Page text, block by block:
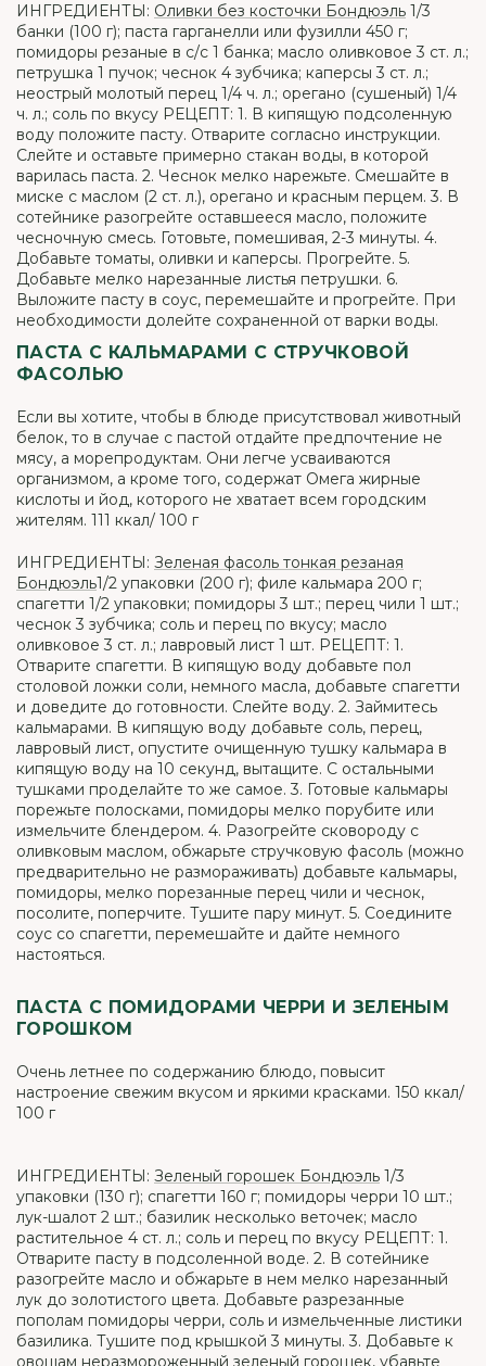
ИНГРЕДИЕНТЫ: Оливки без косточки Бондюэль 1/3
банки (100 г); паста гарганелли или фузилли 450 г;
помидоры резаные в с/с 1 банка; масло оливковое 3 ст. л.;
петрушка 1 пучок; чеснок 4 зубчика; каперсы 3 ст. л.;
неострый молотый перец 1/4 ч. л.; орегано (сушеный) 1/4
ч. л.; соль по вкусу РЕЦЕПТ: 1. В кипящую подсоленную
воду положите пасту. Отварите согласно инструкции.
Слейте и оставьте примерно стакан воды, в которой
варилась паста. 2. Чеснок мелко нарежьте. Смешайте в
миске с маслом (2 ст. л.), орегано и красным перцем. 3. В
сотейнике разогрейте оставшееся масло, положите
чесночную смесь. Готовьте, помешивая, 2-3 минуты. 4.
Добавьте томаты, оливки и каперсы. Прогрейте. 5.
Добавьте мелко нарезанные листья петрушки. 6.
Выложите пасту в соус, перемешайте и прогрейте. При
необходимости долейте сохраненной от варки воды.
ПАСТА С КАЛЬМАРАМИ С СТРУЧКОВОЙ
ФАСОЛЬЮ
Если вы хотите, чтобы в блюде присутствовал животный
белок, то в случае с пастой отдайте предпочтение не
мясу, а морепродуктам. Они легче усваиваются
организмом, а кроме того, содержат Омега жирные
кислоты и йод, которого не хватает всем городским
жителям. 111 ккал/ 100 г
ИНГРЕДИЕНТЫ: Зеленая фасоль тонкая резаная
Бондюэль1/2 упаковки (200 г); филе кальмара 200 г;
спагетти 1/2 упаковки; помидоры 3 шт.; перец чили 1 шт.;
чеснок 3 зубчика; соль и перец по вкусу; масло
оливковое 3 ст. л.; лавровый лист 1 шт. РЕЦЕПТ: 1.
Отварите спагетти. В кипящую воду добавьте пол
столовой ложки соли, немного масла, добавьте спагетти
и доведите до готовности. Слейте воду. 2. Займитесь
кальмарами. В кипящую воду добавьте соль, перец,
лавровый лист, опустите очищенную тушку кальмара в
кипящую воду на 10 секунд, вытащите. С остальными
тушками проделайте то же самое. 3. Готовые кальмары
порежьте полосками, помидоры мелко порубите или
измельчите блендером. 4. Разогрейте сковороду с
оливковым маслом, обжарьте стручковую фасоль (можно
предварительно не размораживать) добавьте кальмары,
помидоры, мелко порезанные перец чили и чеснок,
посолите, поперчите. Тушите пару минут. 5. Соедините
соус со спагетти, перемешайте и дайте немного
настояться.
ПАСТА С ПОМИДОРАМИ ЧЕРРИ И ЗЕЛЕНЫМ
ГОРОШКОМ
Очень летнее по содержанию блюдо, повысит
настроение свежим вкусом и яркими красками. 150 ккал/
100 г
ИНГРЕДИЕНТЫ: Зеленый горошек Бондюэль 1/3
упаковки (130 г); спагетти 160 г; помидоры черри 10 шт.;
лук-шалот 2 шт.; базилик несколько веточек; масло
растительное 4 ст. л.; соль и перец по вкусу РЕЦЕПТ: 1.
Отварите пасту в подсоленной воде. 2. В сотейнике
разогрейте масло и обжарьте в нем мелко нарезанный
лук до золотистого цвета. Добавьте разрезанные
пополам помидоры черри, соль и измельченные листики
базилика. Тушите под крышкой 3 минуты. 3. Добавьте к
овощам неразмороженный зеленый горошек, убавьте